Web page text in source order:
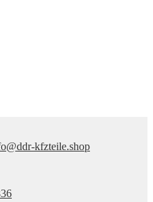
kfzteile.shop